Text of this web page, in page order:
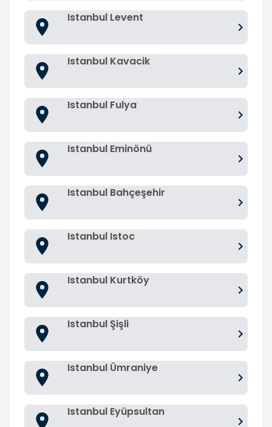
Istanbul Levent
Istanbul Kavacik
Istanbul Fulya
Istanbul Eminönü
Istanbul Bahçeşehir
Istanbul Istoc
Istanbul Kurtköy
Istanbul Şişli
Istanbul Ümraniye
Istanbul Eyüpsultan